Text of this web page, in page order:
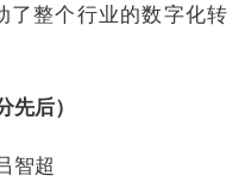
了整个行业的数字化转
后）
智超